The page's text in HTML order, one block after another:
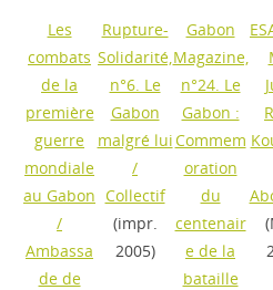
Les
combats
de la
première
guerre
mondiale
au Gabon
/
Ambassa
de de
Rupture-
Solidarité,
n°6. Le
Gabon
malgré lui
/
Collectif
(impr.
2005)
Gabon
Magazine,
n°24. Le
Gabon :
Commem
oration
du
centenair
e de la
bataille